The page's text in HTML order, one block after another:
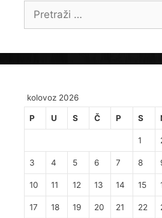
kolovoz 2026
P U S Č P S
1
3 4 5 6 7 8
10 11 12 13 14 15
17 18 19 20 21 22